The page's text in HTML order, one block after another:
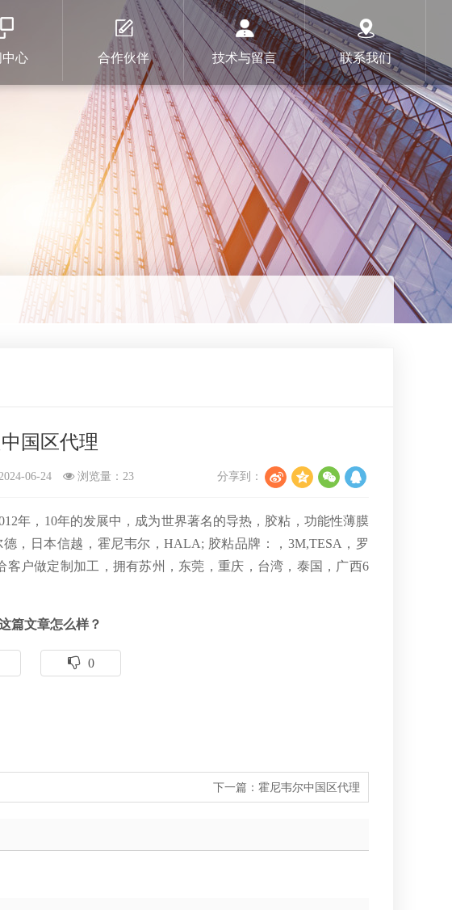
中心 合作伙伴 技术与留言 联系我们
国区代理
06-24 浏览量： 23 分享到：
年，10年的发展中，成为世界著名的导热，胶粘，功能性薄膜
，日本信越，霍尼韦尔，HALA; 胶粘品牌：，3M,TESA，罗
户做定制加工，拥有苏州，东莞，重庆，台湾，泰国，广西6
篇文章怎么样？
0
下一篇： 霍尼韦尔中国区代理